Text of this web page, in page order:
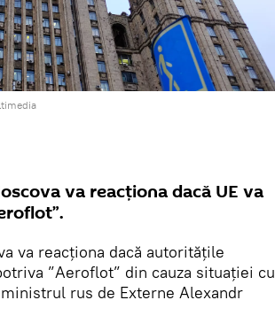
va reacționa dacă UE va
va reacționa dacă autoritățile
”Aeroflot” din cauza situaţiei cu
rus de Externe Alexandr